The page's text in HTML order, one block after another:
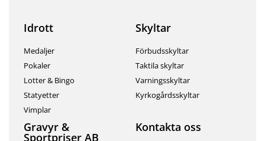
Idrott
Medaljer
Pokaler
Lotter & Bingo
Statyetter
Vimplar
Skyltar
Förbudsskyltar
Taktila skyltar
Varningsskyltar
Kyrkogårdsskyltar
Gravyr &
Sportpriser AB
Kontakta oss